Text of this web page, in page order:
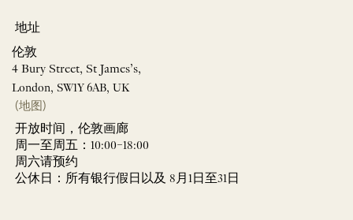
地址
伦敦
4 Bury Street, St James’s,
London, SW1Y 6AB, UK
(地图)
开放时间，伦敦画廊
周一至周五：10:00–18:00
周六请预约
公休日：所有银行假日以及 8月1日至31日